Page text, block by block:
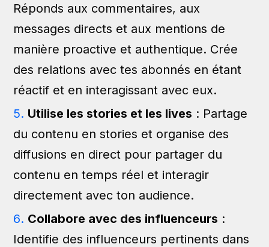
Réponds aux commentaires, aux
messages directs et aux mentions de
manière proactive et authentique. Crée
des relations avec tes abonnés en étant
réactif et en interagissant avec eux.
Utilise les stories et les lives : Partage
du contenu en stories et organise des
diffusions en direct pour partager du
contenu en temps réel et interagir
directement avec ton audience.
Collabore avec des influenceurs :
Identifie des influenceurs pertinents dans